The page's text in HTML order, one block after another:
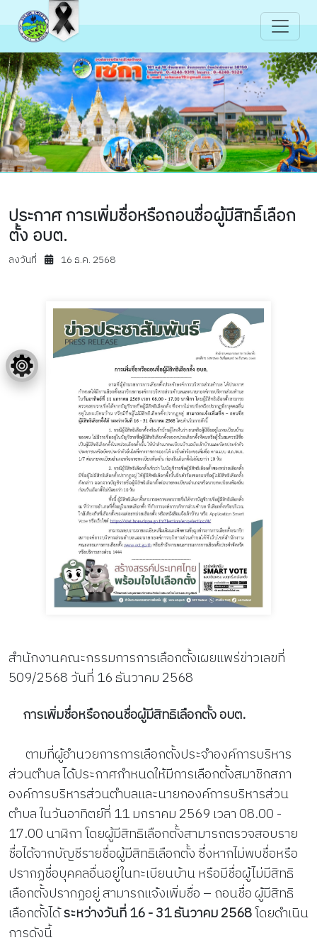
ประกาศ การเพิ่มชื่อหรือถอนชื่อผู้มีสิทธิ์เลือก
ตั้ง อบต.
ลงวันที่ 16 ธ.ค. 2568
สำนักงานคณะกรรมการการเลือกตั้งเผยแพร่ข่าวเลขที่
509/2568 วันที่ 16 ธันวาคม 2568
การเพิ่มชื่อหรือถอนชื่อผู้มีสิทธิเลือกตั้ง อบต.
ตามที่ผู้อำนวยการการเลือกตั้งประจำองค์การบริหาร
ส่วนตำบล ได้ประกาศกำหนดให้มีการเลือกตั้งสมาชิกสภา
องค์การบริหารส่วนตำบลและนายกองค์การบริหารส่วน
ตำบล ในวันอาทิตย์ที่ 11 มกราคม 2569 เวลา 08.00 -
17.00 นาฬิกา โดยผู้มีสิทธิเลือกตั้งสามารถตรวจสอบราย
ชื่อได้จากบัญชีรายชื่อผู้มีสิทธิเลือกตั้ง ซึ่งหากไม่พบชื่อหรือ
ปรากฏชื่อบุคคลอื่นอยู่ในทะเบียนบ้าน หรือมีชื่อผู้ไม่มีสิทธิ
เลือกตั้งปรากฏอยู่ สามารถแจ้งเพิ่มชื่อ – ถอนชื่อ ผู้มีสิทธิ
เลือกตั้งได้ระหว่างวันที่ 16 - 31 ธันวาคม 2568โดยดำเนิน
การดังนี้